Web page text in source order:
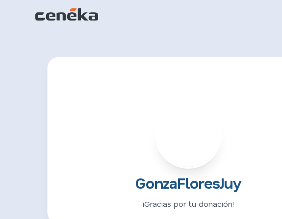
GonzaFloresJuy
¡Gracias por tu donación!